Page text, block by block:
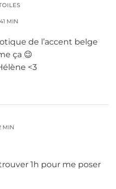
MIN
de l’accent belge
ça 😉
<3
MIN
1h pour me poser